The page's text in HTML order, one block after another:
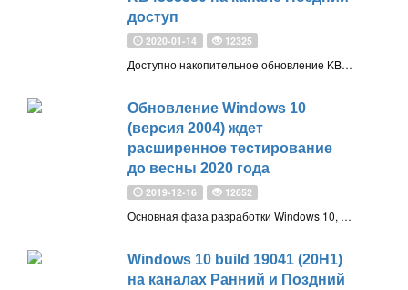
доступ
2020-01-14 12325
Доступно накопительное обновление KB4535550 (Build 19041.21) для Windows 10, версия 2004 (20H1), предназначенное для участников программы Windows Insider с приоритетом обновления Поздний доступ
Обновление Windows 10
(версия 2004) ждет
расширенное тестирование
до весны 2020 года
2019-12-16 12652
Основная фаза разработки Windows 10, версия 2004 (20H1) может завершиться уже на этой неделе, но Microsoft собирается провести расширенное тестирование обновления функций до марта-апреля 2020 года
Windows 10 build 19041 (20H1)
на каналах Ранний и Поздний